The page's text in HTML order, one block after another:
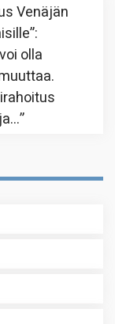
Venäjän
:
olla
”